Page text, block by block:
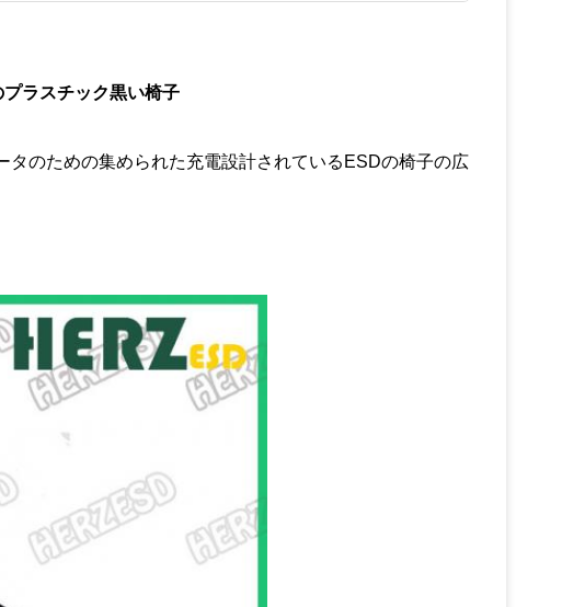
ラスチック黒い椅子
のための集められた充電設計されているESDの椅子の広